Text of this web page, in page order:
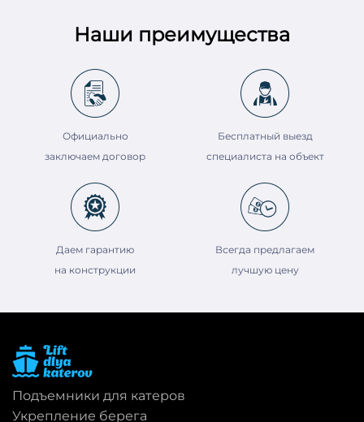
Наши преимущества
Официально
заключаем договор
Бесплатный выезд
специалиста на объект
Даем гарантию
на конструкции
Всегда предлагаем
лучшую цену
Подъемники для катеров
Укрепление берега